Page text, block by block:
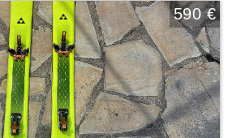
590 €